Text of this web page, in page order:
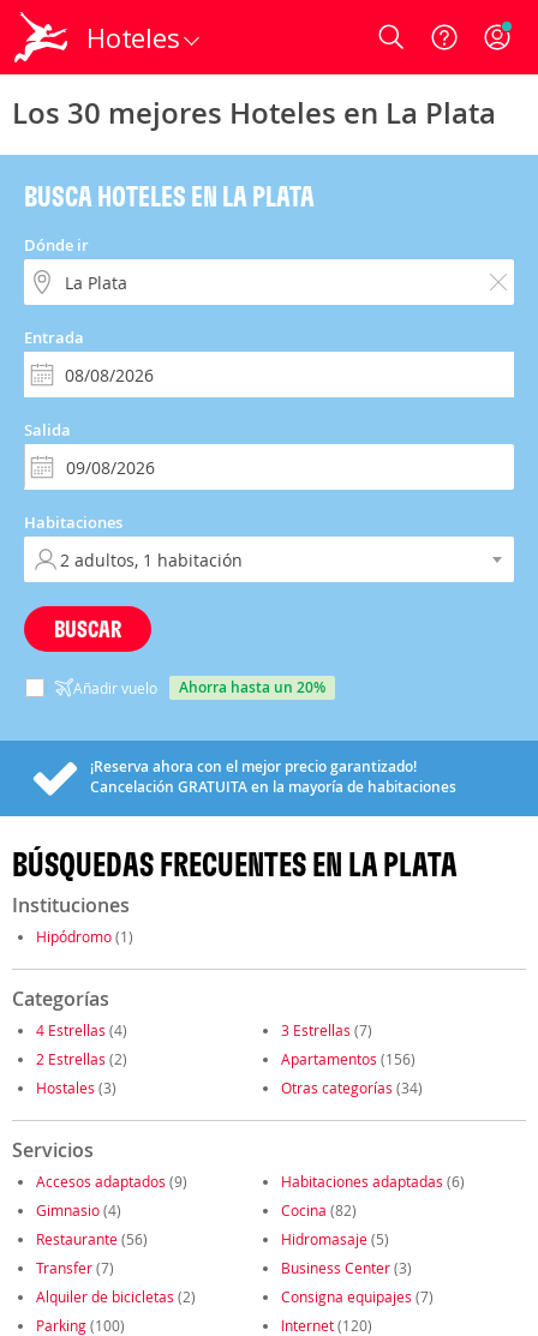
Hoteles Login
Los 30 mejores Hoteles en La Plata
BUSCA HOTELES EN LA PLATA
Dónde ir
Entrada
Salida
Habitaciones
BUSCAR
Añadir vuelo ahorra hasta un 20%
¡Reserva ahora con el mejor precio garantizado!
Cancelación GRATUITAen la mayoría de habitaciones
BÚSQUEDAS FRECUENTES EN LA PLATA
Instituciones
Hipódromo(1)
Categorías
4 Estrellas (4) 3 Estrellas (7)
2 Estrellas (2) Apartamentos (156)
Hostales (3) Otras categorías (34)
Servicios
Accesos adaptados (9) Habitaciones adaptadas (6)
Gimnasio(4) Cocina (82)
Restaurante(56) Hidromasaje(5)
Transfer(7) Business Center(3)
Alquiler de bicicletas (2) Consigna equipajes (7)
Parking(100) Internet(120)